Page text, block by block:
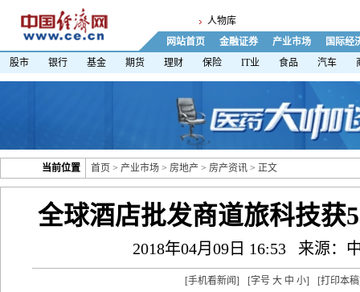
人物库
网站首页
金融证券 产业市场
国际经
股市
银行 基金 期货 理财 保险 IT业 食品 汽车
当前位置 首页 > 产业市场 > 房地产 > 房产资讯 > 正文
全球酒店批发商道旅科技获
2018年04月09日 16:53 来源：
[手机看新闻] [字号 大 中 小] [打印本稿